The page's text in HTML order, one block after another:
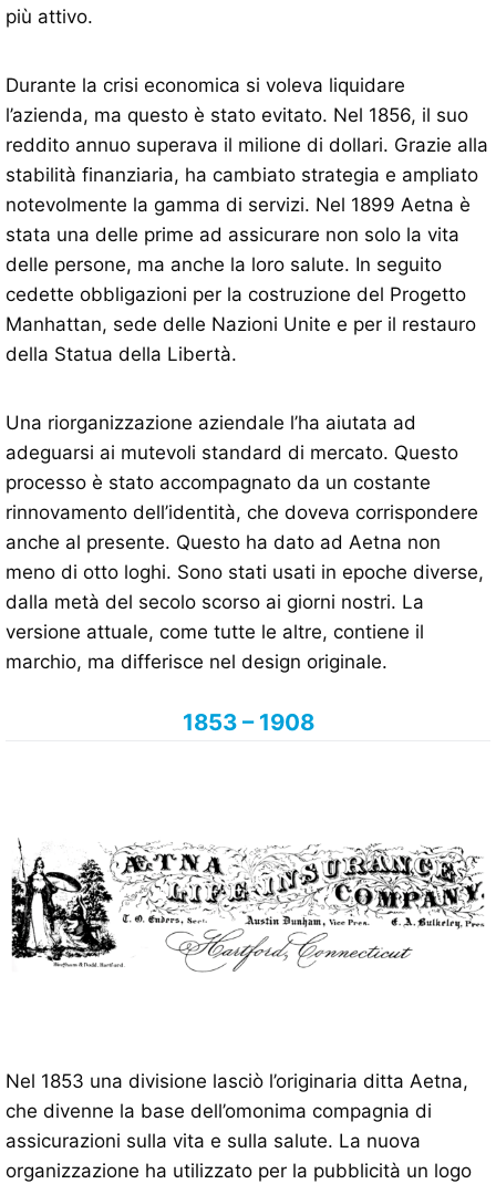
più attivo.
Durante la crisi economica si voleva liquidare
l’azienda, ma questo è stato evitato. Nel 1856, il suo
reddito annuo superava il milione di dollari. Grazie alla
stabilità finanziaria, ha cambiato strategia e ampliato
notevolmente la gamma di servizi. Nel 1899 Aetna è
stata una delle prime ad assicurare non solo la vita
delle persone, ma anche la loro salute. In seguito
cedette obbligazioni per la costruzione del Progetto
Manhattan, sede delle Nazioni Unite e per il restauro
della Statua della Libertà.
Una riorganizzazione aziendale l’ha aiutata ad
adeguarsi ai mutevoli standard di mercato. Questo
processo è stato accompagnato da un costante
rinnovamento dell’identità, che doveva corrispondere
anche al presente. Questo ha dato ad Aetna non
meno di otto loghi. Sono stati usati in epoche diverse,
dalla metà del secolo scorso ai giorni nostri. La
versione attuale, come tutte le altre, contiene il
marchio, ma differisce nel design originale.
1853 – 1908
Nel 1853 una divisione lasciò l’originaria ditta Aetna,
che divenne la base dell’omonima compagnia di
assicurazioni sulla vita e sulla salute. La nuova
organizzazione ha utilizzato per la pubblicità un logo